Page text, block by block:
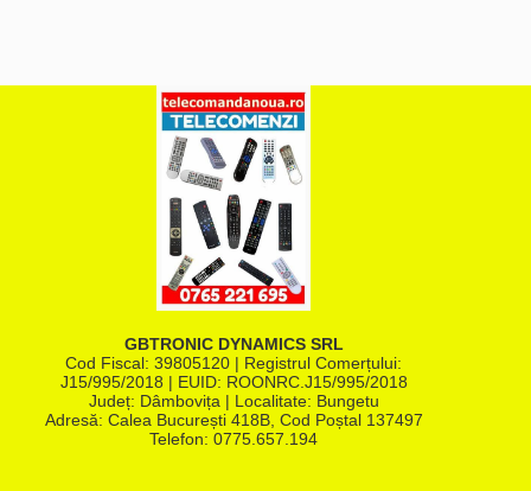
GBTRONIC DYNAMICS SRL
Cod Fiscal: 39805120 | Registrul Comerțului:
J15/995/2018 | EUID: ROONRC.J15/995/2018
Județ: Dâmbovița | Localitate: Bungetu
Adresă: Calea București 418B, Cod Poștal 137497
Telefon:0775.657.194